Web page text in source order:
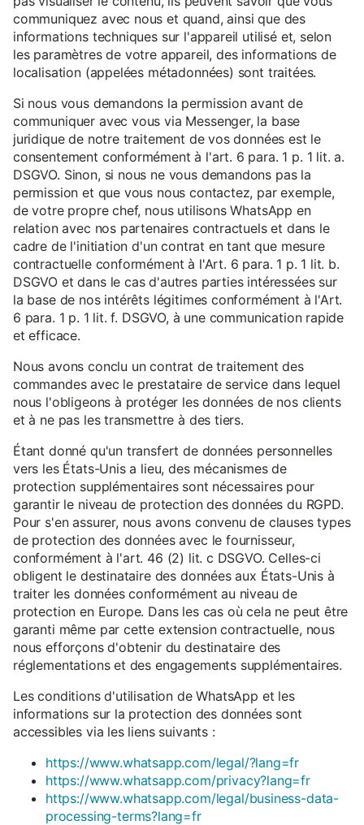
communiquez avec nous et quand, ainsi que des
informations techniques sur l'appareil utilisé et, selon
les paramètres de votre appareil, des informations de
localisation (appelées métadonnées) sont traitées.
Si nous vous demandons la permission avant de
communiquer avec vous via Messenger, la base
juridique de notre traitement de vos données est le
consentement conformément à l'art. 6 para. 1 p. 1 lit. a.
DSGVO. Sinon, si nous ne vous demandons pas la
permission et que vous nous contactez, par exemple,
de votre propre chef, nous utilisons WhatsApp en
relation avec nos partenaires contractuels et dans le
cadre de l'initiation d'un contrat en tant que mesure
contractuelle conformément à l'Art. 6 para. 1 p. 1 lit. b.
DSGVO et dans le cas d'autres parties intéressées sur
la base de nos intérêts légitimes conformément à l'Art.
6 para. 1 p. 1 lit. f. DSGVO, à une communication rapide
et efficace.
Nous avons conclu un contrat de traitement des
commandes avec le prestataire de service dans lequel
nous l'obligeons à protéger les données de nos clients
et à ne pas les transmettre à des tiers.
Étant donné qu'un transfert de données personnelles
vers les États-Unis a lieu, des mécanismes de
protection supplémentaires sont nécessaires pour
garantir le niveau de protection des données du RGPD.
Pour s'en assurer, nous avons convenu de clauses types
de protection des données avec le fournisseur,
conformément à l'art. 46 (2) lit. c DSGVO. Celles-ci
obligent le destinataire des données aux États-Unis à
traiter les données conformément au niveau de
protection en Europe. Dans les cas où cela ne peut être
garanti même par cette extension contractuelle, nous
nous efforçons d'obtenir du destinataire des
réglementations et des engagements supplémentaires.
Les conditions d'utilisation de WhatsApp et les
informations sur la protection des données sont
accessibles via les liens suivants :
https://www.whatsapp.com/legal/?lang=fr
https://www.whatsapp.com/privacy?lang=fr
https://www.whatsapp.com/legal/business-data-
processing-terms?lang=fr